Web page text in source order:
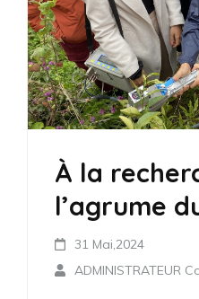
À la
l’agrume
31 Mai,2024
ADMINISTRATEUR